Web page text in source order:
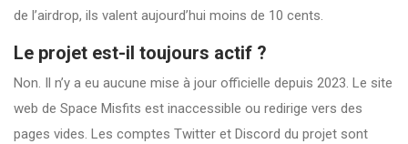
de l’airdrop, ils valent aujourd’hui moins de 10 cents.
Le projet est-il toujours actif ?
Non. Il n’y a eu aucune mise à jour officielle depuis 2023. Le site
web de Space Misfits est inaccessible ou redirige vers des
pages vides. Les comptes Twitter et Discord du projet sont